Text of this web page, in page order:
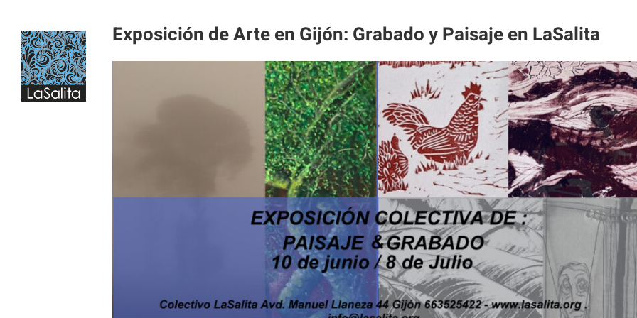
contenido Exposición de Arte en Gijón: Grabado y Paisaje en LaSalita